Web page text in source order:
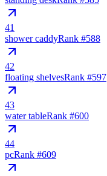
41
shower caddyRank #588
42
floating shelvesRank #597
43
water tableRank #600
44
pcRank #609